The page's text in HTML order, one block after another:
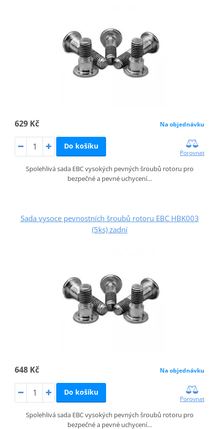
629 Kč Na objednávku
Do košíku
Porovnat
Spolehlivá sada EBC vysokých pevných šroubů rotoru pro
bezpečné a pevné uchycení…
Sada vysoce pevnostních šroubů rotoru EBC HBK003
(5ks) zadní
648 Kč Na objednávku
Do košíku
Porovnat
Spolehlivá sada EBC vysokých pevných šroubů rotoru pro
bezpečné a pevné uchycení…